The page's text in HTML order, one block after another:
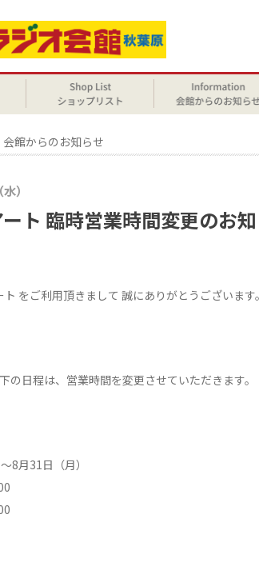
会館からのお知らせ
）
ト 臨時営業時間変更のお
をご利用頂きまして 誠にありがとうございます。
の日程は、営業時間を変更させていただきます。
8月31日（月）